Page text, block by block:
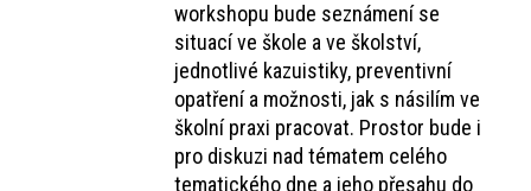
workshopu bude seznámení se
situací ve škole a ve školství,
jednotlivé kazuistiky, preventivní
opatření a možnosti, jak s násilím ve
školní praxi pracovat. Prostor bude i
pro diskuzi nad tématem celého
tematického dne a jeho přesahu do